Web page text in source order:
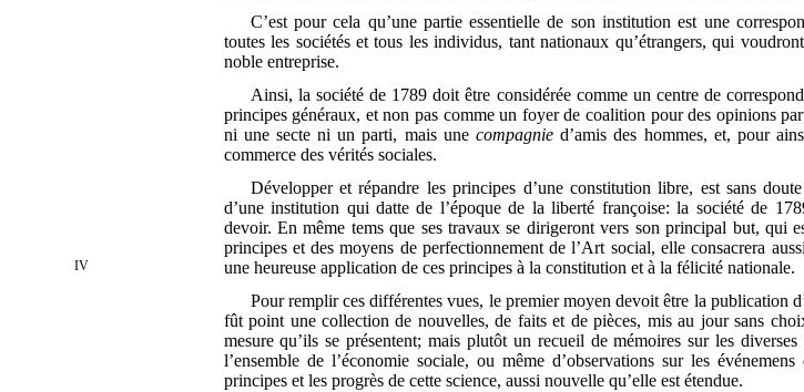
C’est pour cela qu’une partie essentielle de son institution est une
toutes les sociétés et tous les individus, tant nationaux qu’étrangers, qui
noble entreprise.
Ainsi, la société de 1789 doit être considérée comme un centre de
principes généraux, et non pas comme un foyer de coalition pour des opinions
ni une secte ni un parti, mais unecompagnie d’amis des hommes, et, pour
commerce des vérités sociales.
Développer et répandre les principes d’une constitution libre, est sans
d’une institution qui datte de l’époque de la liberté françoise: la société de
devoir. En même tems que ses travaux se dirigeront vers son principal but, qui
principes et des moyens de perfectionnement de l’Art social, elle consacrera
une heureuse application
IV
de ces principes à la constitution et à la félicité nationale.
Pour remplir ces différentes vues, le premier moyen devoit être la publication
fût point une collection de nouvelles, de faits et de pièces, mis au jour sans
mesure qu’ils se présentent; mais plutôt un recueil de mémoires sur les
l’ensemble de l’économie sociale, ou même d’observations sur les
principes et les progrès de cette science, aussi nouvelle qu’elle est étendue.